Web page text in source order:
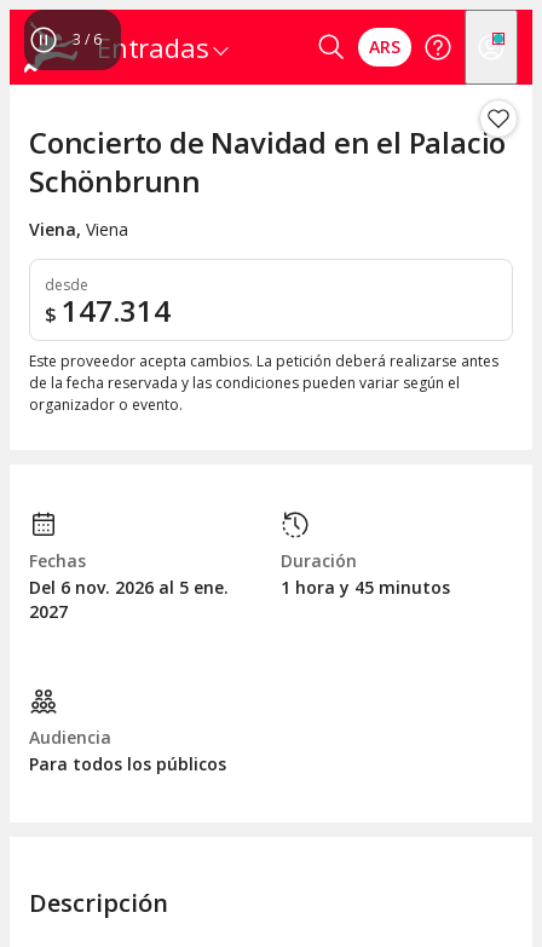
Entradas ARS
3 / 6
Concierto de Navidad en el Palacio
Schönbrunn
Viena, Viena
desde
$ 147.314
Este proveedor acepta cambios. La petición deberá realizarse antes
de la fecha reservada y las condiciones pueden variar según el
organizador o evento.
Fechas
Del 6 nov. 2026 al 5 ene.
2027
Duración
1 hora y 45 minutos
Audiencia
Para todos los públicos
Descripción